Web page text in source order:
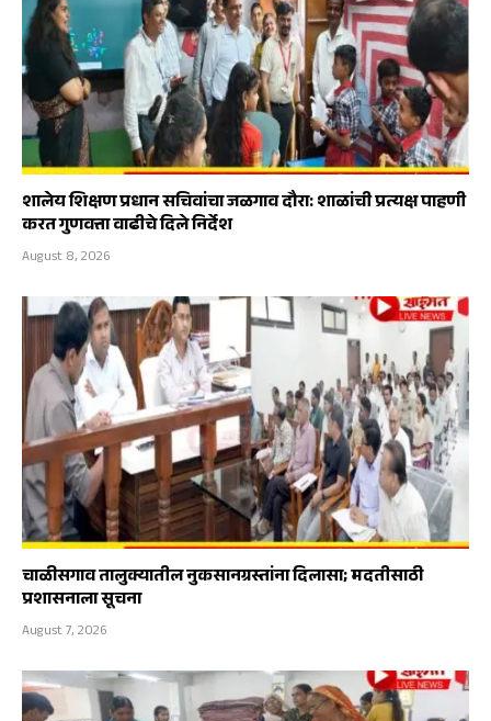
शालेय शिक्षण प्रधान सचिवांचा जळगाव दौरा: शाळांची प्रत्यक्ष पाहणी
करत गुणवत्ता वाढीचे दिले निर्देश
August 8, 2026
चाळीसगाव तालुक्यातील नुकसानग्रस्तांना दिलासा; मदतीसाठी
प्रशासनाला सूचना
August 7, 2026